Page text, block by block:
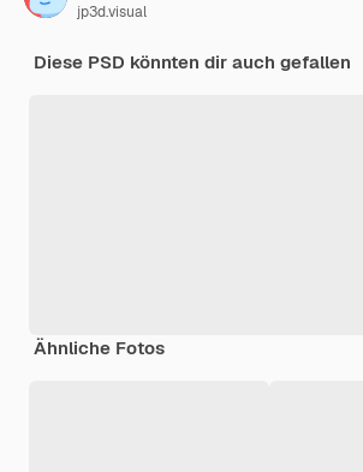
jp3d.visual
Diese PSD könnten dir auch gefallen
Ähnliche Fotos